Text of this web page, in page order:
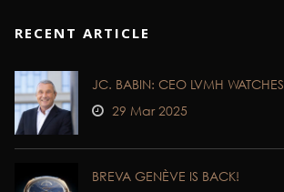
RECENT ARTICLE
JC. BABIN: CEO LVMH WATCHES
29 Mar 2025
BREVA GENÈVE IS BACK!